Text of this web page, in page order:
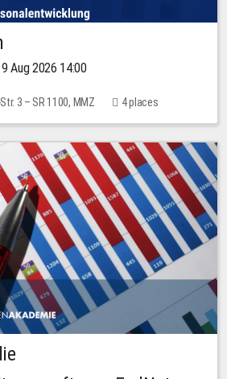
Aug 2026 14:00
3 – SR 1100, MMZ 4 places